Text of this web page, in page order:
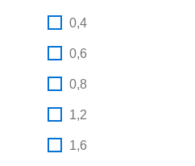
0,4
0,6
0,8
1,2
1,6